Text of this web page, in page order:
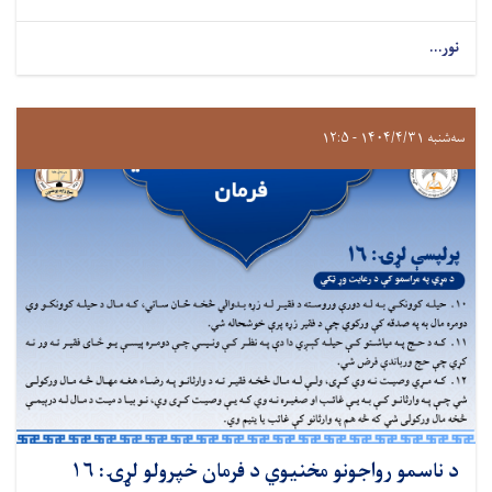
نور...
سه‌شنبه ۱۴۰۴/۴/۳۱ - ۱۲:۵
د ناسمو رواجونو مخنیوي د فرمان خپرولو لړۍ: ۱۶